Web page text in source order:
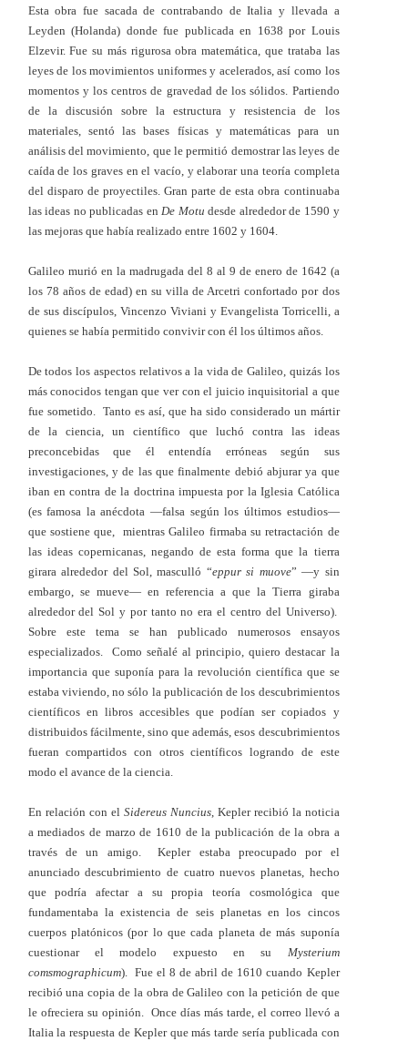
Esta obra fue sacada de contrabando de Italia y llevada a
Leyden (Holanda) donde fue publicada en 1638 por Louis
Elzevir. Fue su más rigurosa obra matemática, que trataba las
leyes de los movimientos uniformes y acelerados, así como los
momentos y los centros de gravedad de los sólidos. Partiendo
de la discusión sobre la estructura y resistencia de los
materiales, sentó las bases físicas y matemáticas para un
análisis del movimiento, que le permitió demostrar las leyes de
caída de los graves en el vacío, y elaborar una teoría completa
del disparo de proyectiles. Gran parte de esta obra continuaba
las ideas no publicadas enDe Motu desde alrededor de 1590 y
las mejoras que había realizado entre 1602 y 1604.
Galileo murió en la madrugada del 8 al 9 de enero de 1642 (a
los 78 años de edad) en su villa de Arcetri confortado por dos
de sus discípulos, Vincenzo Viviani y Evangelista Torricelli, a
quienes se había permitido convivir con él los últimos años.
De todos los aspectos relativos a la vida de Galileo, quizás los
más conocidos tengan que ver con el juicio inquisitorial a que
fue sometido. Tanto es así, que ha sido considerado un mártir
de la ciencia, un científico que luchó contra las ideas
preconcebidas que él entendía erróneas según sus
investigaciones, y de las que finalmente debió abjurar ya que
iban en contra de la doctrina impuesta por la Iglesia Católica
(es famosa la anécdota —falsa según los últimos estudios—
que sostiene que, mientras Galileo firmaba su retractación de
las ideas copernicanas, negando de esta forma que la tierra
girara alrededor del Sol, masculló “eppur si muove” —y sin
embargo, se mueve— en referencia a que la Tierra giraba
alrededor del Sol y por tanto no era el centro del Universo).
Sobre este tema se han publicado numerosos ensayos
especializados. Como señalé al principio, quiero destacar la
importancia que suponía para la revolución científica que se
estaba viviendo, no sólo la publicación de los descubrimientos
científicos en libros accesibles que podían ser copiados y
distribuidos fácilmente, sino que además, esos descubrimientos
fueran compartidos con otros científicos logrando de este
modo el avance de la ciencia.
En relación con el Sidereus Nuncius, Kepler recibió la noticia
a mediados de marzo de 1610 de la publicación de la obra a
través de un amigo. Kepler estaba preocupado por el
anunciado descubrimiento de cuatro nuevos planetas, hecho
que podría afectar a su propia teoría cosmológica que
fundamentaba la existencia de seis planetas en los cincos
cuerpos platónicos (por lo que cada planeta de más suponía
cuestionar el modelo expuesto en su Mysterium
comsmographicum). Fue el 8 de abril de 1610 cuando Kepler
recibió una copia de la obra de Galileo con la petición de que
le ofreciera su opinión. Once días más tarde, el correo llevó a
Italia la respuesta de Kepler que más tarde sería publicada con